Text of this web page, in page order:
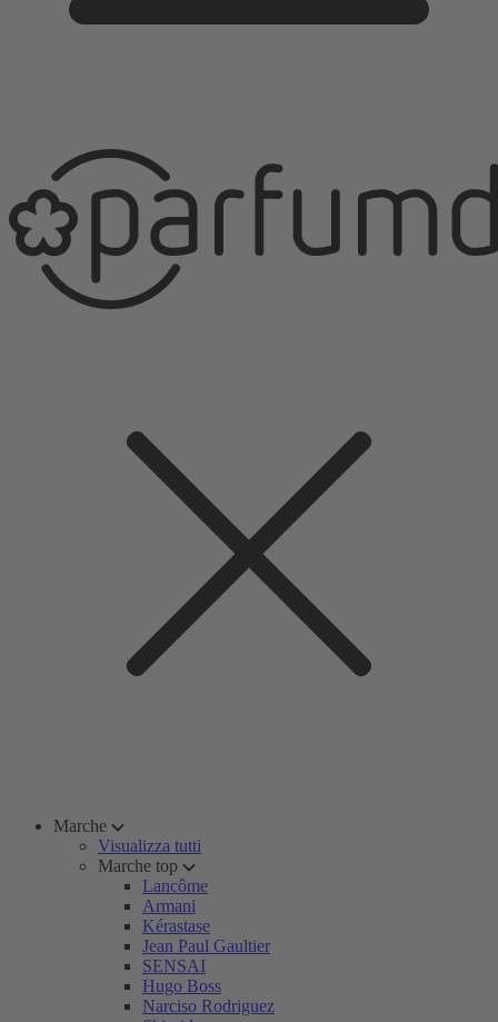
Marche
Visualizza tutti
Marche top
Lancôme
Armani
Kérastase
Jean Paul Gaultier
SENSAI
Hugo Boss
Narciso Rodriguez